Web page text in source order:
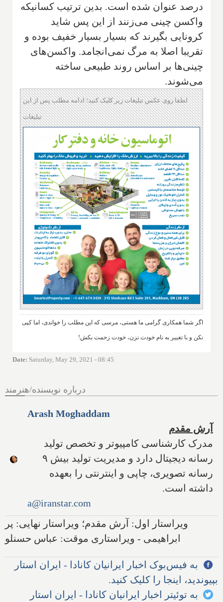
درصد عنوان شده است. بدین ترتیب کسانیکه
واکسن چینی می‌زنند از این پس شاید
کرونایی بگیرند که بسیار بسیار خفیف بوده و
تقریبا اصلا به مرگ نمی‌انجامد. واکسن‌های
چینی‌ها بر اساس روند طبیعی ساخته
می‌شوند.
لطفا روی عکس تبلیغات زیر کلیک کنید؛ ادامه مطلب پس از این
تبلیغات
اگر شما همکاری گرامی ما هستی، مرسی که این مطلب را خواندی، اما کپی
نکن و با تغییر به نام خودت نزن، خودت زحمت بکش!
Date: Saturday, May 29, 2021 - 08:45
درباره نویسنده/هنرمند
Arash Moghaddam
آرش مقدم
مدرک کارشناسی کامپیوتر و تخصص تولید
رسانه دیجیتال دارد و مدیریت تولید بیش ۹
رسانه تصویری، چاپی و اینترنتی را بعهده
داشته است.
a@iranstar.com
ویراستار اول: آرش مقدم؛ ویراستار نهایی: پر
ابراهیمی - ویراستاری موقت: عباس حسنلو
به فیس‌بوک اخبار ایرانیان کانادا - ایران استار
بپیوندید، اینجا را کلیک کنید.
به توئیتر اخبار ایرانیان کانادا - ایران استار